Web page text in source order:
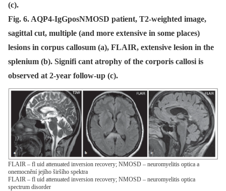
(c).
Fig. 6. AQP4-IgGposNMOSD patient, T2-weighted image,
sagittal cut, multiple (and more extensive in some places)
lesions in corpus callosum (a), FLAIR, extensive lesion in the
splenium (b). Signifi cant atrophy of the corporis callosi is
observed at 2-year follow-up (c).
FLAIR – fl uid attenuated inversion recovery; NMOSD – neuromyelitis optica a
onemocnění jejího širšího spektra
FLAIR – fl uid attenuated inversion recovery; NMOSD – neuromyelitis optica
spectrum disorder